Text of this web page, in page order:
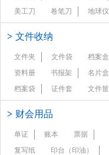
美工刀
卷笔刀 地球仪
> 文件收纳
文件夹 文件袋
档案盒
资料册
书报架
名片盒
档案袋
证件套 文件筐
> 财会用品
单证 账本
票据
复写纸
印台（印油）